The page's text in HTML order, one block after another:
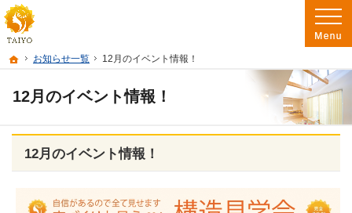
ホーム
お知らせ一覧 12月のイベント情報！
12月のイベント情報！
阿南市を中心に徳島南部で注文住宅・新築一戸建て・リフォームを手がけるた
徳島で注文住宅を建てるなら たいようホーム｜阿南市・徳島南部の地域密着工務店
12月のイベント情報！